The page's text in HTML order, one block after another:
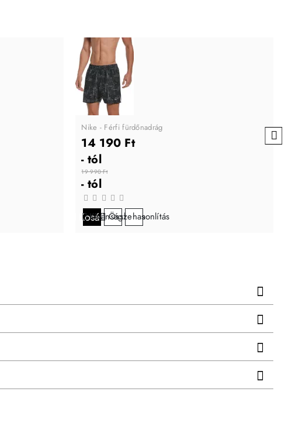
Nike - Férfi fürdőnadrág
14 190 Ft
- tól
19 990 Ft
- tól
Kosárba
Kívánságlistára
Összehasonlítás